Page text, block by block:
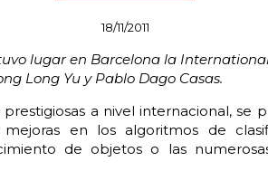
18/11/2011
lugar en Barcelona la
Long Yu y Pablo Dago Casas.
a nivel internacional, se
en los algoritmos de
de objetos o las